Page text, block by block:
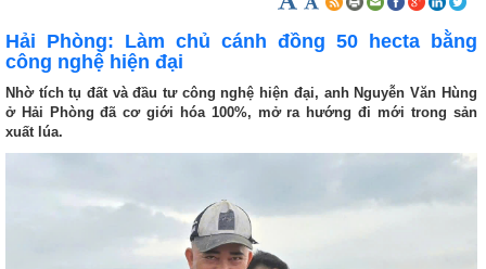
Hải Phòng: Làm chủ cánh đồng 50 hecta bằng
công nghệ hiện đại
Nhờ tích tụ đất và đầu tư công nghệ hiện đại, anh Nguyễn Văn Hùng
ở Hải Phòng đã cơ giới hóa 100%, mở ra hướng đi mới trong sản
xuất lúa.